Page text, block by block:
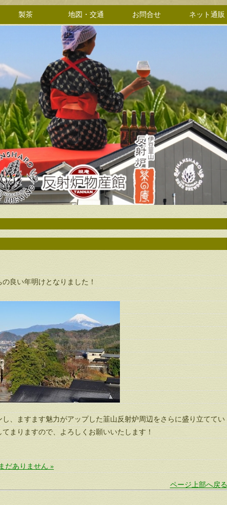
製茶 地図・交通 お問合せ ネット通販
良い年明けとなりました！
、ますます魅力がアップした韮山反射炉周辺をさらに盛り立ててい
まりますので、よろしくお願いいたします！
だありません »
ページ上部へ戻る